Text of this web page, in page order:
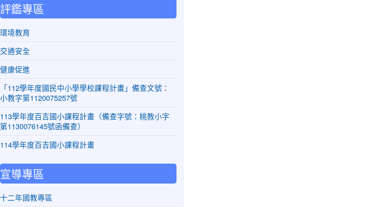
評鑑專區
環境教育
交通安全
健康促進
「112學年度國民中小學學校課程計畫」備查文號：
小教字第1120075257號
113學年度百吉國小課程計畫（備查字號：桃教小字
第1130076145號函備查）
114學年度百吉國小課程計畫
宣導專區
十二年國教專區